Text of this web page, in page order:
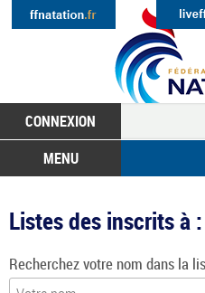
CONNEXION
MENU
Listes des inscrits à
Recherchez votre nom dans la